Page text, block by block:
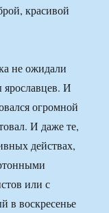
красивой
не ожидали
ярославцев. И
огромной
И даже те,
действах,
или с
в воскресенье